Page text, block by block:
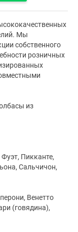
Мы
собственного
розничных
из
Пикканте,
Сальчичон,
Венетто
(говядина),